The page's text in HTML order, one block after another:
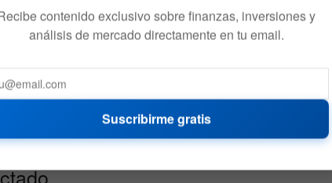
y metas comerciales
contenido exclusivo sobre finanzas, inversiones y
análisis de mercado directamente en tu email.
Suscribirme gratis